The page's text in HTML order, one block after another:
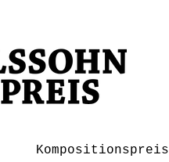
Kompositionspreis